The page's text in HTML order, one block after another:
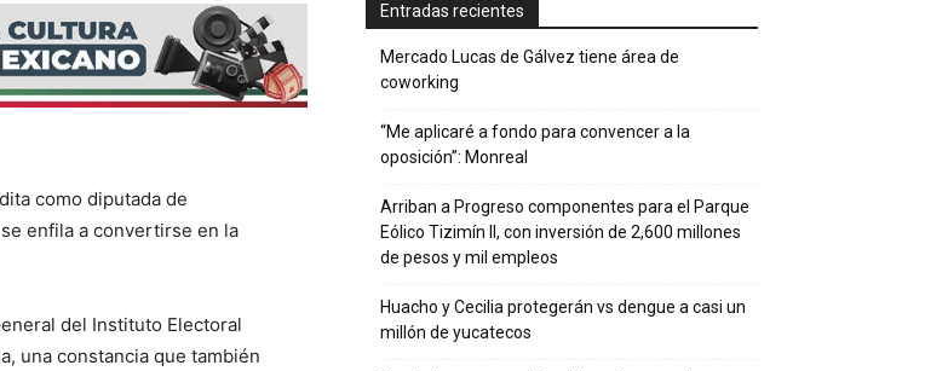
como diputada de
enfila a convertirse en la
del Instituto Electoral
una constancia que también
Entradas recientes
Mercado Lucas de Gálvez tiene área de
coworking
“Me aplicaré a fondo para convencer a la
oposición”: Monreal
Arriban a Progreso componentes para el Parque
Eólico Tizimín II, con inversión de 2,600 millones
de pesos y mil empleos
Huacho y Cecilia protegerán vs dengue a casi un
millón de yucatecos